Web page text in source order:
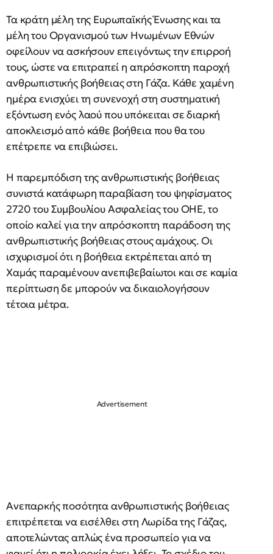
Τα κράτη μέλη της Ευρωπαϊκής Ένωσης και τα
μέλη του Οργανισμού των Ηνωμένων Εθνών
οφείλουν να ασκήσουν επειγόντως την επιρροή
τους, ώστε να επιτραπεί η απρόσκοπτη παροχή
ανθρωπιστικής βοήθειας στη Γάζα. Κάθε χαμένη
ημέρα ενισχύει τη συνενοχή στη συστηματική
εξόντωση ενός λαού που υπόκειται σε διαρκή
αποκλεισμό από κάθε βοήθεια που θα του
επέτρεπε να επιβιώσει.
Η παρεμπόδιση της ανθρωπιστικής βοήθειας
συνιστά κατάφωρη παραβίαση του ψηφίσματος
2720 του Συμβουλίου Ασφαλείας του ΟΗΕ, το
οποίο καλεί για την απρόσκοπτη παράδοση της
ανθρωπιστικής βοήθειας στους αμάχους. Οι
ισχυρισμοί ότι η βοήθεια εκτρέπεται από τη
Χαμάς παραμένουν ανεπιβεβαίωτοι και σε καμία
περίπτωση δε μπορούν να δικαιολογήσουν
τέτοια μέτρα.
Ανεπαρκής ποσότητα ανθρωπιστικής βοήθειας
επιτρέπεται να εισέλθει στη Λωρίδα της Γάζας,
αποτελώντας απλώς ένα προσωπείο για να